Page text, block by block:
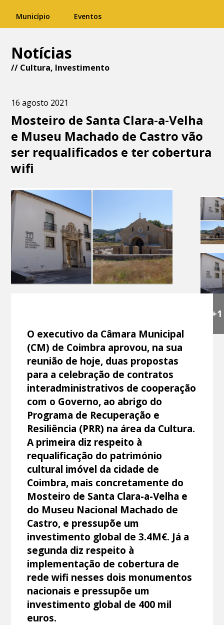
Município Eventos
Notícias
// Cultura, Investimento
16 agosto 2021
Mosteiro de Santa Clara-a-Velha
e Museu Machado de Castro vão
ser requalificados e ter cobertura
wifi
+1
O executivo da Câmara Municipal
(CM) de Coimbra aprovou, na sua
reunião de hoje, duas propostas
para a celebração de contratos
interadministrativos de cooperação
com o Governo, ao abrigo do
Programa de Recuperação e
Resiliência (PRR) na área da Cultura.
A primeira diz respeito à
requalificação do património
cultural imóvel da cidade de
Coimbra, mais concretamente do
Mosteiro de Santa Clara-a-Velha e
do Museu Nacional Machado de
Castro, e pressupõe um
investimento global de 3.4M€. Já a
segunda diz respeito à
implementação de cobertura de
rede wifi nesses dois monumentos
nacionais e pressupõe um
investimento global de 400 mil
euros.